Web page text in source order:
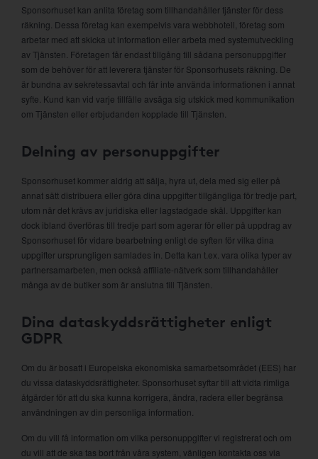
Sponsorhuset kan anlita företag som tillhandahåller tjänster för dess
räkning. Dessa företag kan exempelvis vara webbhotell, företag som
arbetar med att skicka ut information eller arbeta med systemutveckling
av Tjänsten. Företagen får endast tillgång till sådana personuppgifter
som de behöver för att leverera tjänster för Sponsorhusets räkning. De
är bundna av sekretessavtal och får inte använda informationen i annat
syfte. Kund kan vid varje tillfälle avsäga sig utskick med kommunikation
om Tjänsten eller erbjudanden kopplade till Tjänsten.
Delning av personuppgifter
Sponsorhuset kommer aldrig att sälja, hyra ut, dela med sig eller på
annat sätt distribuera eller göra dina uppgifter tillgängliga för tredje part,
utom när det krävs av juridiska eller lagstadgade skäl. Uppgifter kan
dock ibland överföras till tredje part som agerar för eller på uppdrag av
Sponsorhuset för vidare bearbetning enligt de syften för vilka dina
uppgifter ursprungligen samlades in. Detta kan t.ex. vara olika typer av
partnersamarbeten, men också affiliate-nätverk som tillhandahåller
många av de butiker som är anslutna till Tjänsten.
Dina dataskyddsrättigheter enligt
GDPR
Om du är bosatt i Europeiska ekonomiska samarbetsområdet (EES) har
du vissa dataskyddsrättigheter. Sponsorhuset syftar till att vidta rimliga
åtgärder för att du ska kunna korrigera, ändra, radera eller begränsa
användningen av din personliga information.
Om du vill få information om vilka personuppgifter vi registrerat och om
du vill att de ska tas bort från våra system, vänligen kontakta oss via